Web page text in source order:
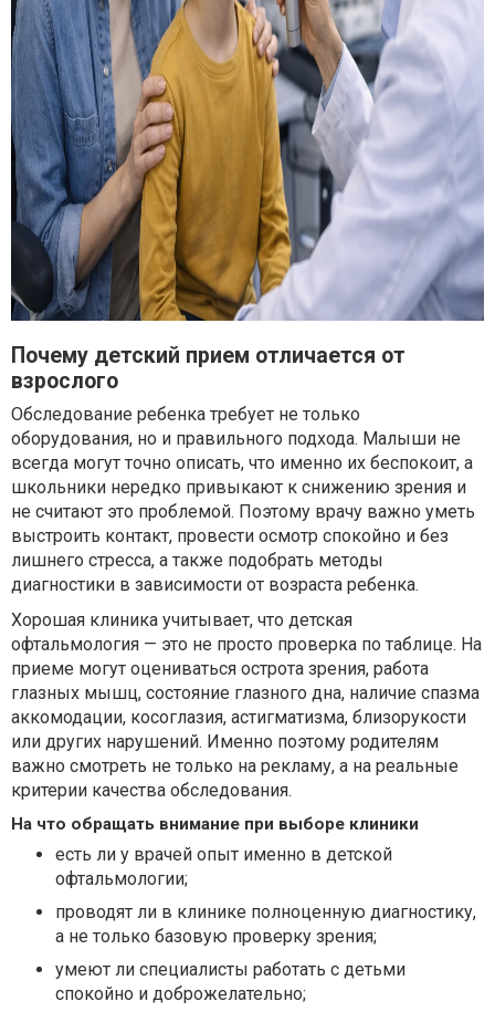
Почему детский прием отличается от
взрослого
Обследование ребенка требует не только
оборудования, но и правильного подхода. Малыши не
всегда могут точно описать, что именно их беспокоит, а
школьники нередко привыкают к снижению зрения и
не считают это проблемой. Поэтому врачу важно уметь
выстроить контакт, провести осмотр спокойно и без
лишнего стресса, а также подобрать методы
диагностики в зависимости от возраста ребенка.
Хорошая клиника учитывает, что детская
офтальмология — это не просто проверка по таблице. На
приеме могут оцениваться острота зрения, работа
глазных мышц, состояние глазного дна, наличие спазма
аккомодации, косоглазия, астигматизма, близорукости
или других нарушений. Именно поэтому родителям
важно смотреть не только на рекламу, а на реальные
критерии качества обследования.
На что обращать внимание при выборе клиники
есть ли у врачей опыт именно в детской
офтальмологии;
проводят ли в клинике полноценную диагностику,
а не только базовую проверку зрения;
умеют ли специалисты работать с детьми
спокойно и доброжелательно;